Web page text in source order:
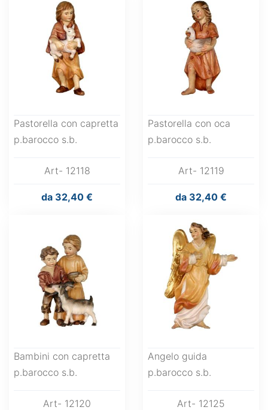
Pastorella con capretta
p.barocco s.b.
Art- 12118
da 32,40 €
Pastorella con oca
p.barocco s.b.
Art- 12119
da 32,40 €
Bambini con capretta
p.barocco s.b.
Art- 12120
Angelo guida
p.barocco s.b.
Art- 12125